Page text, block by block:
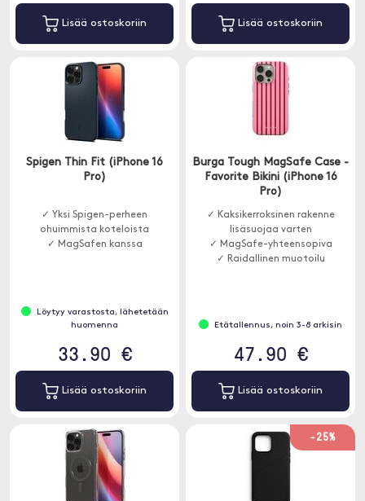
Lisää ostoskoriin Lisää ostoskoriin
Spigen Thin Fit (iPhone 16
Pro)
✓ Yksi Spigen-perheen
ohuimmista koteloista
✓ MagSafen kanssa
Löytyy varastosta, lähetetään
huomenna
33.90 €
Lisää ostoskoriin
Burga Tough MagSafe Case -
Favorite Bikini (iPhone 16
Pro)
✓ Kaksikerroksinen rakenne
lisäsuojaa varten
✓ MagSafe-yhteensopiva
✓ Raidallinen muotoilu
Etätallennus, noin 3-8 arkisin
47.90 €
Lisää ostoskoriin
-25%